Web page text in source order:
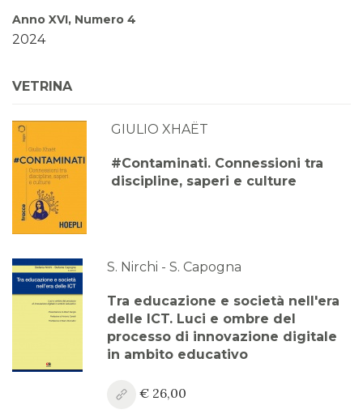
Anno XVI, Numero 4
2024
2024
Anno XVI, Numero 2
2024
Anno XVI, Numero 1
2024
2023
Anno XV, Numero 3
Anno XV, Numero 2
2023
Anno XV, Numero 1
VETRINA
GIULIO XHAËT
#Contaminati. Connessioni tra
discipline, saperi e culture
S. Nirchi - S. Capogna
Tra educazione e società nell'era
delle ICT. Luci e ombre del
processo di innovazione digitale
in ambito educativo
€ 26,00